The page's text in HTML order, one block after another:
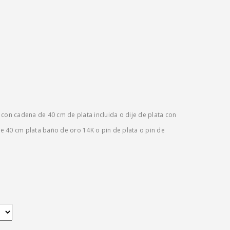
cadena de 40 cm de plata incluida o dije de plata con
40 cm plata baño de oro 14K o pin de plata o pin de